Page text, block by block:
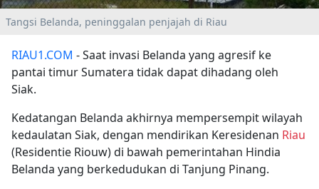
Tangsi Belanda, peninggalan penjajah di Riau
RIAU1.COM - Saat invasi Belanda yang agresif ke
pantai timur Sumatera tidak dapat dihadang oleh
Siak.
Kedatangan Belanda akhirnya mempersempit wilayah
kedaulatan Siak, dengan mendirikan Keresidenan Riau
(Residentie Riouw) di bawah pemerintahan Hindia
Belanda yang berkedudukan di Tanjung Pinang.